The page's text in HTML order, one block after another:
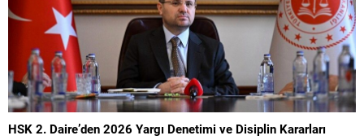
HSK 2. Daire’den 2026 Yargı Denetimi ve Disiplin Kararları